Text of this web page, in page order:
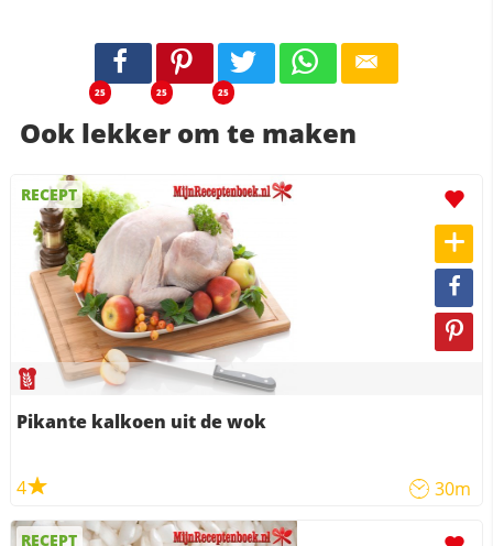
25 25 25
Ook lekker om te maken
RECEPT
Pikante kalkoen uit de wok
4 30m
RECEPT